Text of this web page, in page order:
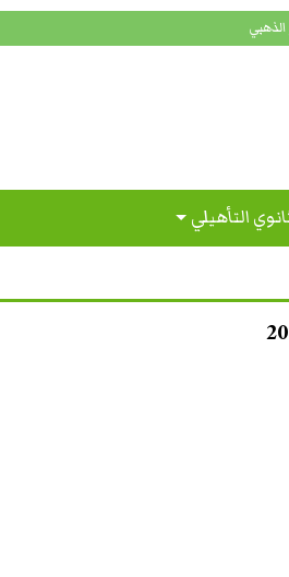
الذهبي
التأهيلي